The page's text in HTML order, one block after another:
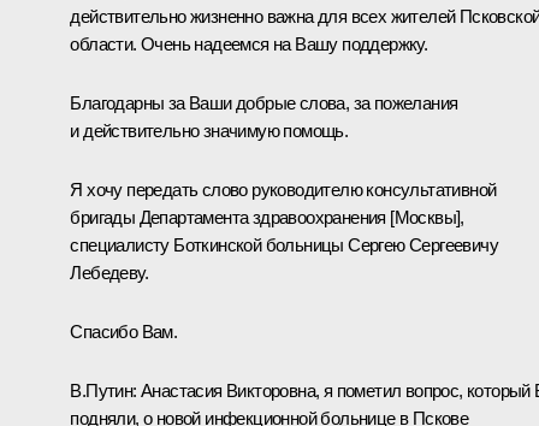
действительно жизненно важна для всех жителей
области. Очень надеемся на Вашу поддержку.
Благодарны за Ваши добрые слова, за пожелания
и действительно значимую помощь.
Я хочу передать слово руководителю консультативной
бригады Департамента здравоохранения [Москвы],
специалисту Боткинской больницы Сергею Сергеевичу
Лебедеву.
Спасибо Вам.
В.Путин: Анастасия Викторовна, я пометил вопрос,
подняли, о новой инфекционной больнице в Пскове